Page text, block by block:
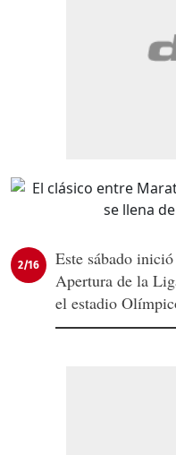
2/16
Este sábado
Apertura de la
el estadio